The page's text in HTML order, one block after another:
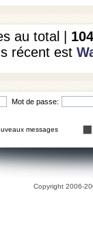
au total | 104
récent est
Mot de passe:
messages
Copyright 2006-